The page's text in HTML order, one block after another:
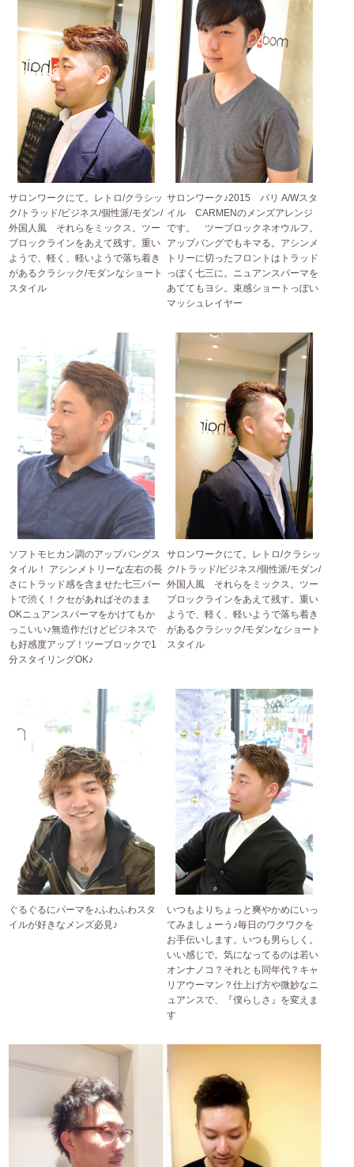
サロンワークにて。レトロ/クラシッ
ク/トラッド/ビジネス/個性派/モダン/
外国人風 それらをミックス。ツー
ブロックラインをあえて残す。重い
ようで、軽く、軽いようで落ち着き
があるクラシック/モダンなショート
スタイル
サロンワーク♪2015 パリ A/Wスタ
イル CARMENのメンズアレンジ
です。 ツーブロックネオウルフ。
アップバングでもキマる。アシンメ
トリーに切ったフロントはトラッド
っぽく七三に。ニュアンスパーマを
あててもヨシ。束感ショートっぽい
マッシュレイヤー
ソフトモヒカン調のアップバングス
タイル！ アシンメトリーな左右の長
さにトラッド感を含ませた七三パー
トで渋く！クセがあればそのまま
OKニュアンスパーマをかけてもか
っこいい♪無造作だけどビジネスで
も好感度アップ！ツーブロックで1
分スタイリングOK♪
サロンワークにて。レトロ/クラシッ
ク/トラッド/ビジネス/個性派/モダン/
外国人風 それらをミックス。ツー
ブロックラインをあえて残す。重い
ようで、軽く、軽いようで落ち着き
があるクラシック/モダンなショート
スタイル
ぐるぐるにパーマを♪ふわふわスタ
イルが好きなメンズ必見♪
いつもよりちょっと爽やかめにいっ
てみましょーう♪毎日のワクワクを
お手伝いします。いつも男らしく。
いい感じで。気になってるのは若い
オンナノコ？それとも同年代？キャ
リアウーマン？仕上げ方や微妙なニ
ュアンスで、『僕らしさ』を変えま
す